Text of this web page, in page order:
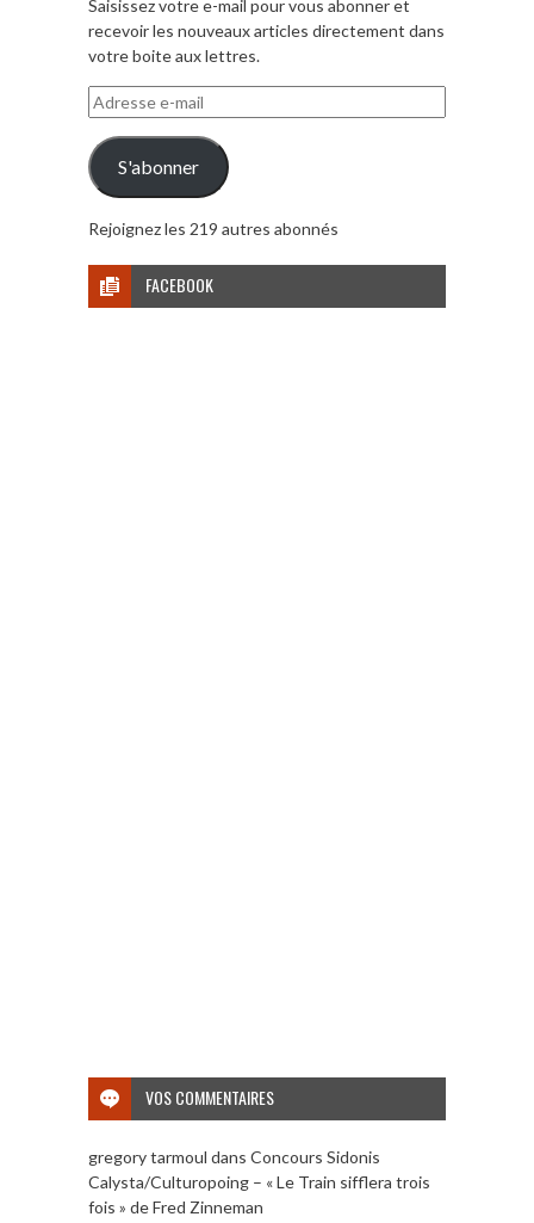
Saisissez votre e-mail pour vous abonner et
recevoir les nouveaux articles directement dans
votre boite aux lettres.
Adresse
e-
mail
S'abonner
Rejoignez les 219 autres abonnés
FACEBOOK
VOS COMMENTAIRES
gregory tarmoul dans Concours Sidonis
Calysta/Culturopoing – « Le Train sifflera trois
fois » de Fred Zinneman